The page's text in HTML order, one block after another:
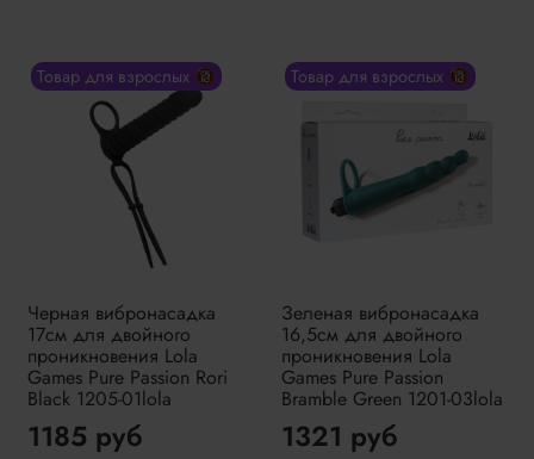
Товар для взрослых 🔞
Черная вибронасадка
17см для двойного
проникновения Lola
Games Pure Passion Rori
Black 1205-01lola
1185 руб
Товар для взрослых 🔞
Зеленая вибронасадка
16,5см для двойного
проникновения Lola
Games Pure Passion
Bramble Green 1201-03lola
1321 руб